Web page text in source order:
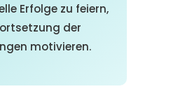
Erfolge zu feiern,
der
motivieren.